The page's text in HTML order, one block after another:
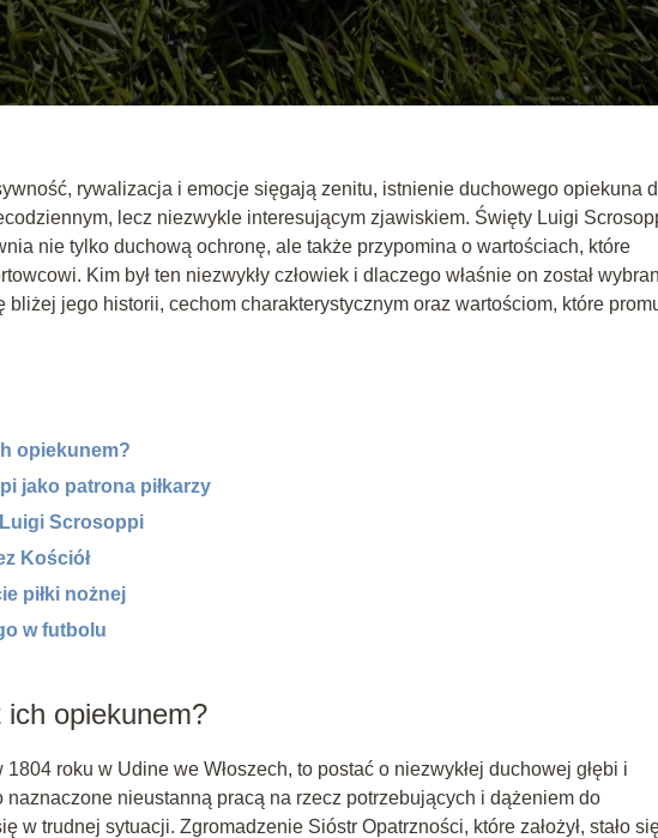
rywalizacja i emocje sięgają zenitu, istnienie duchowego opiekuna
lecz niezwykle interesującym zjawiskiem. Święty Luigi
nie tylko duchową ochronę, ale także przypomina o wartościach, które
Kim był ten niezwykły człowiek i dlaczego właśnie on został
bliżej jego historii, cechom charakterystycznym oraz wartościom, które
opiekunem?
jako patrona piłkarzy
Scrosoppi
Kościół
piłki nożnej
w futbolu
ich opiekunem?
roku w Udine we Włoszech, to postać o niezwykłej duchowej głębi i
naznaczone nieustanną pracą na rzecz potrzebujących i dążeniem do
w trudnej sytuacji. Zgromadzenie Sióstr Opatrzności, które założył, stało